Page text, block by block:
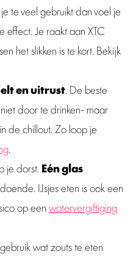
te veel gebruikt dan voel je
Je raakt aan XTC
het slikken is te kort. Bekijk
en uitrust . De beste
door te drinken- maar
de chillout. Zo loop je
je dorst. Eén glas
IJsjes eten is ook een
op eenwatervergiftiging
wat zouts te eten